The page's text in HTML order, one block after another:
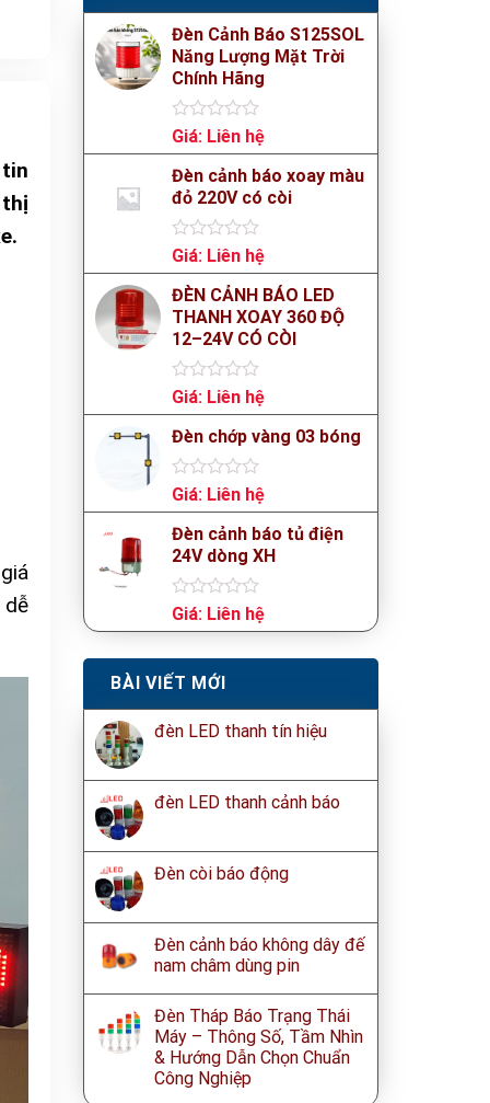
Đèn Cảnh Báo S125SOL
Năng Lượng Mặt Trời
Chính Hãng
Rated
0
out
of
5
Giá: Liên hệ
Đèn cảnh báo xoay màu
đỏ 220V có còi
Rated
0
out
of
5
Giá: Liên hệ
ĐÈN CẢNH BÁO LED
THANH XOAY 360 ĐỘ
12–24V CÓ CÒI
Rated
0
out
of
5
Giá: Liên hệ
Đèn chớp vàng 03 bóng
Rated
0
out
of
5
Giá: Liên hệ
Đèn cảnh báo tủ điện
24V dòng XH
Rated
0
of
5
Giá: Liên hệ
BÀI VIẾT MỚI
đèn LED thanh tín hiệu
đèn LED thanh cảnh báo
Đèn còi báo động
Đèn cảnh báo không dây đế
nam châm dùng pin
Đèn Tháp Báo Trạng Thái
Máy – Thông Số, Tầm Nhìn
& Hướng Dẫn Chọn Chuẩn
Công Nghiệp